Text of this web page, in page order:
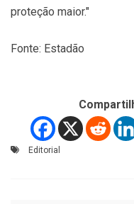
proteção maior."
Fonte: Estadão
Editorial